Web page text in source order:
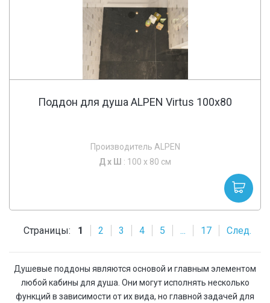
Поддон для душа ALPEN Virtus 100x80
Производитель ALPEN
Д х Ш : 100 x 80 см
Страницы: 1 2 3 4 5 ... 17 След.
Душевые поддоны являются основой и главным элементом
любой кабины для душа. Они могут исполнять несколько
функций в зависимости от их вида, но главной задачей для